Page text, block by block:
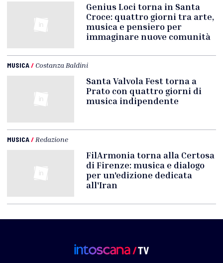
Genius Loci torna in Santa
Croce: quattro giorni tra arte,
musica e pensiero per
immaginare nuove comunità
MUSICA/ Costanza Baldini
Santa Valvola Fest torna a
Prato con quattro giorni di
musica indipendente
MUSICA/ Redazione
FilArmonia torna alla Certosa
di Firenze: musica e dialogo
per un'edizione dedicata
all'Iran